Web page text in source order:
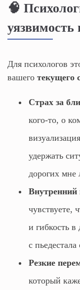
🧠
уязвимость
Для психологов
вашего текущего
Страх за
кого-то, о
удержать
дорогих мне
Внутренний
чувствуете,
и гибкость
с
Резкие
который